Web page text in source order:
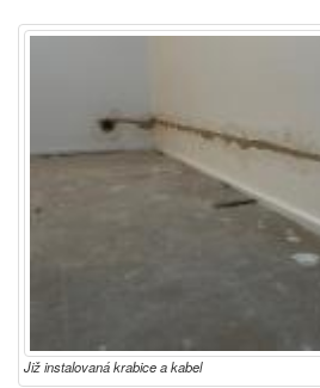
Již instalovaná krabice a kabel